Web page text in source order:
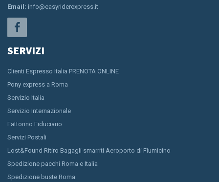
Email: info@easyriderexpress.it
SERVIZI
Clienti Espresso Italia PRENOTA ONLINE
Pony express a Roma
Servizio Italia
Servizio Internazionale
Fattorino Fiduciario
Servizi Postali
Lost&Found Ritiro Bagagli smarriti Aeroporto di Fiumicino
Spedizione pacchi Roma e Italia
Spedizione buste Roma